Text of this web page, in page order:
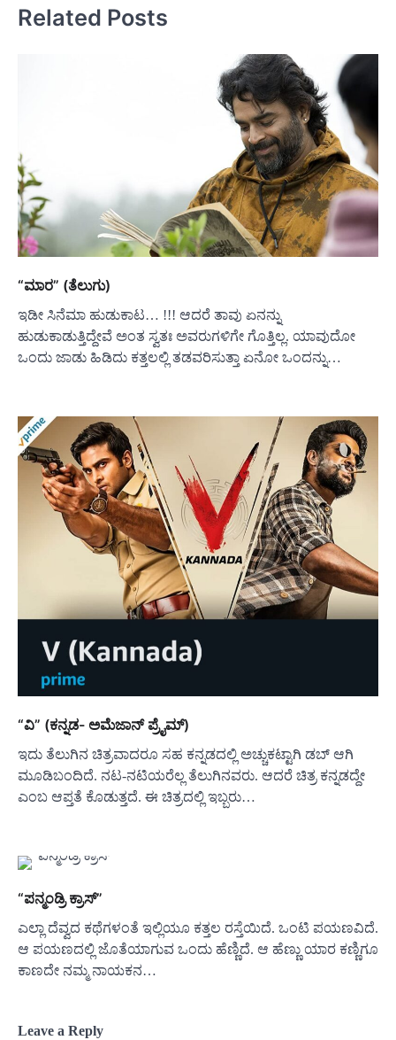
Related Posts
“ಮಾರ” (ತೆಲುಗು)
ಇಡೀ ಸಿನೆಮಾ ಹುಡುಕಾಟ… !!! ಆದರೆ ತಾವು ಏನನ್ನು
ಹುಡುಕಾಡುತ್ತಿದ್ದೇವೆ ಅಂತ ಸ್ವತಃ ಅವರುಗಳಿಗೇ ಗೊತ್ತಿಲ್ಲ. ಯಾವುದೋ
ಒಂದು ಜಾಡು ಹಿಡಿದು ಕತ್ತಲಲ್ಲಿ ತಡವರಿಸುತ್ತಾ ಏನೋ ಒಂದನ್ನು…
“ವಿ” (ಕನ್ನಡ- ಅಮೆಜಾನ್ ಪ್ರೈಮ್)
ಇದು ತೆಲುಗಿನ ಚಿತ್ರವಾದರೂ ಸಹ ಕನ್ನಡದಲ್ಲಿ ಅಚ್ಚುಕಟ್ಟಾಗಿ ಡಬ್ ಆಗಿ
ಮೂಡಿಬಂದಿದೆ. ನಟ-ನಟಿಯರೆಲ್ಲ ತೆಲುಗಿನವರು. ಆದರೆ ಚಿತ್ರ ಕನ್ನಡದ್ದೇ
ಎಂಬ ಆಪ್ತತೆ ಕೊಡುತ್ತದೆ. ಈ ಚಿತ್ರದಲ್ಲಿ ಇಬ್ಬರು…
“ಪನ್ಮಂಡ್ರಿ ಕ್ರಾಸ್”
ಎಲ್ಲಾ ದೆವ್ವದ ಕಥೆಗಳಂತೆ ಇಲ್ಲಿಯೂ ಕತ್ತಲ ರಸ್ತೆಯಿದೆ. ಒಂಟಿ ಪಯಣವಿದೆ.
ಆ ಪಯಣದಲ್ಲಿ ಜೊತೆಯಾಗುವ ಒಂದು ಹೆಣ್ಣಿದೆ. ಆ ಹೆಣ್ಣು ಯಾರ ಕಣ್ಣಿಗೂ
ಕಾಣದೇ ನಮ್ಮ ನಾಯಕನ‌…
Leave a Reply